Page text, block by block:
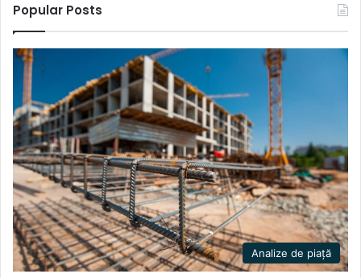
Popular Posts
Analize de piață